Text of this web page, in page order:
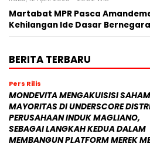
Martabat MPR Pasca
Kehilangan Ide Dasar Bernegara
BERITA TERBARU
Pers Rilis
MONDEVITA MENGAKUISISI SAHAM
MAYORITAS DI UNDERSCORE
PERUSAHAAN INDUK MAGLIANO,
SEBAGAI LANGKAH KEDUA DALAM
MEMBANGUN PLATFORM MEREK